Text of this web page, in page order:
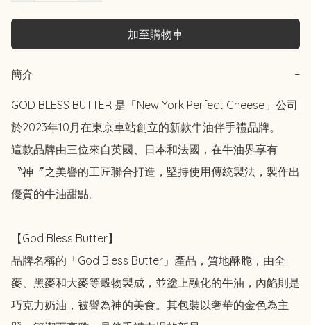
加至購物車
簡介 −
GOD BLESS BUTTER 是「New York Perfect Cheese」公司
於2023年10月在東京車站創立的新款牛油伴手禮品牌。
這款品牌由三位來自英國、日本和法國，在牛油界享有
〝神〞之美譽的工匠聯合打造，堅持使用傳統製法，製作出
優質的牛油甜點。
【God Bless Butter】
品牌名稱的「God Bless Butter」產品，質地酥脆，由全
麥、黑麥和大麥等穀物製成，並塗上融化的牛油，內餡則是
巧克力奶油，被譽為神的美食。其包裝以奢華的金色為主